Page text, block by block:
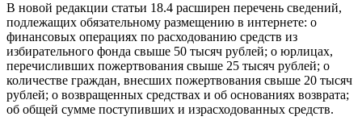
В новой редакции статьи 18.4 расширен перечень сведений,
подлежащих обязательному размещению в интернете: о
финансовых операциях по расходованию средств из
избирательного фонда свыше 50 тысяч рублей; о юрлицах,
перечисливших пожертвования свыше 25 тысяч рублей; о
количестве граждан, внесших пожертвования свыше 20 тысяч
рублей; о возвращенных средствах и об основаниях возврата;
об общей сумме поступивших и израсходованных средств.